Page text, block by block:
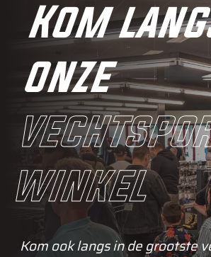
Kom
onze
winkel
Kom ook langs in de grootste